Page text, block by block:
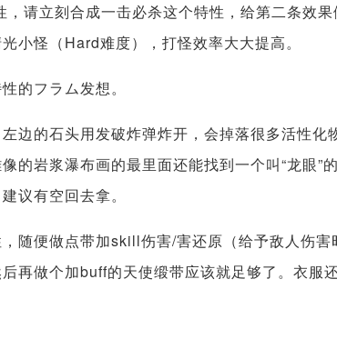
请立刻合成一击必杀这个特性，给第二条效
小怪（Hard难度），打怪效率大大提高。
的フラム发想。
边的石头用发破炸弹炸开，会掉落很多活性化
的岩浆瀑布画的最里面还能找到一个叫“龙眼”
建议有空回去拿。
随便做点带加skill伤害/害还原（给予敌人伤
再做个加buff的天使缎带应该就足够了。衣服